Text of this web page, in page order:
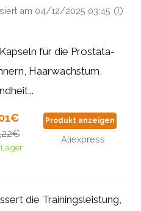
am 04/12/2025 03:45
für die Prostata-
Haarwachstum,
Produkt anzeigen
Aliexpress
die Trainingsleistung,